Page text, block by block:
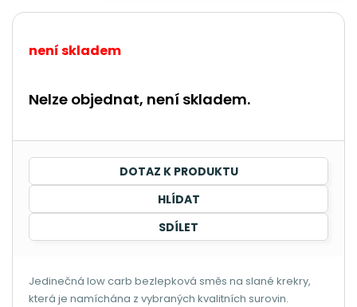
není skladem
Nelze objednat, není skladem.
DOTAZ K PRODUKTU
HLÍDAT
SDÍLET
Jedinečná low carb bezlepková směs na slané krekry,
která je namíchána z vybraných kvalitních surovin.